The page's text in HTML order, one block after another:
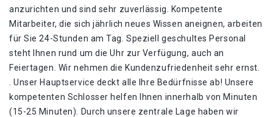
anzurichten und sind sehr zuverlässig. Kompetente
Mitarbeiter, die sich jährlich neues Wissen aneignen, arbeiten
für Sie 24-Stunden am Tag. Speziell geschultes Personal
steht Ihnen rund um die Uhr zur Verfügung, auch an
Feiertagen. Wir nehmen die Kundenzufriedenheit sehr ernst.
. Unser Hauptservice deckt alle Ihre Bedürfnisse ab! Unsere
kompetenten Schlosser helfen Ihnen innerhalb von Minuten
(15-25 Minuten). Durch unsere zentrale Lage haben wir